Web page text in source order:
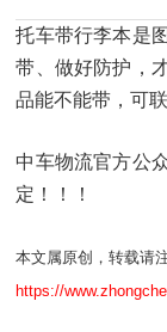
托车带行李本是
带、做好防护，
品能不能带，可
中车物流官方公
定！！！
本文属原创，转载请
https://